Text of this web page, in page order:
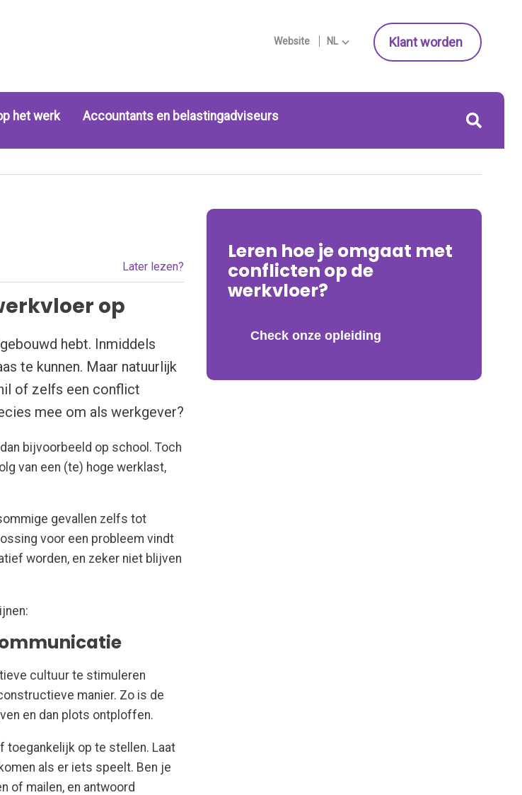
Website NL Klant worden
het werk Accountants en belastingadviseurs
Later lezen?
op
hebt. Inmiddels
te kunnen. Maar natuurlijk
of zelfs een conflict
mee om als werkgever?
bijvoorbeeld op school. Toch
van een (te) hoge werklast,
gevallen zelfs tot
voor een probleem vindt
worden, en zeker niet blijven
cultuur te stimuleren
manier. Zo is de
en dan plots ontploffen.
toegankelijk op te stellen. Laat
als er iets speelt. Ben je
of mailen, en antwoord
Leren hoe je omgaat met
conflicten op de
werkvloer?
Check onze opleiding